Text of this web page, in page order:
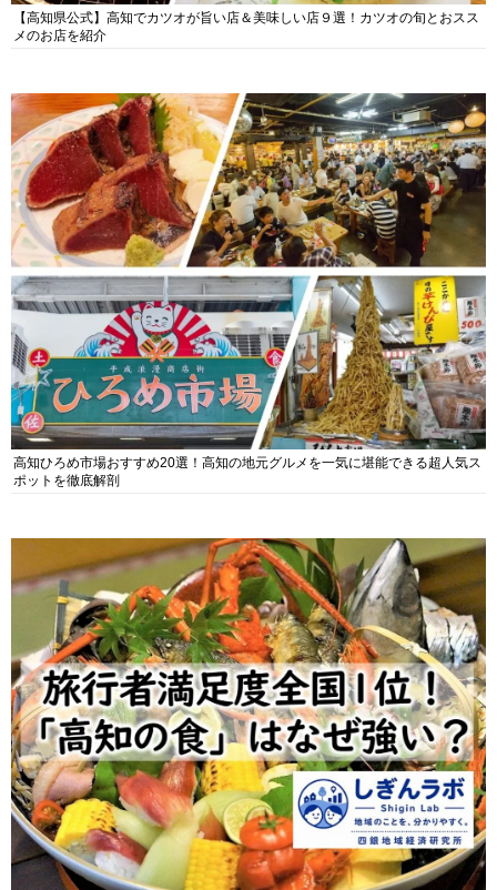
【高知県公式】高知でカツオが旨い店＆美味しい店９選！カツオの旬とおスス
メのお店を紹介
高知ひろめ市場おすすめ20選！高知の地元グルメを一気に堪能できる超人気ス
ポットを徹底解剖